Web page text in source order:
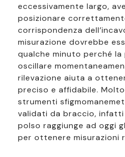
eccessivamente largo,
posizionare
corrispondenza
misurazione dovrebbe
qualche minuto perché la
oscillare
rilevazione aiuta a
preciso e affidabile.
strumenti
validati da braccio, infatti
polso raggiunge ad oggi
per ottenere misurazioni